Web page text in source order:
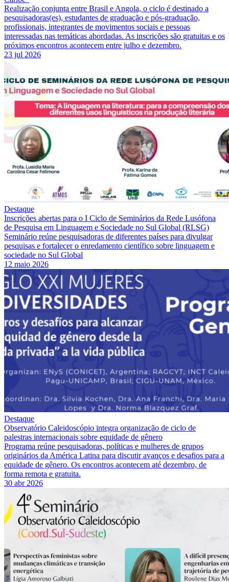
Realização conjunta entre Brasil e Angola, o ciclo é destinado a
pesquisadoras(es), estudantes de graduação e pós-graduação,
profissionais, integrantes de movimentos sociais e pessoas
interessadas nas temáticas abordadas. As inscrições são gratuitas e os
próximos encontros acontecem entre julho e dezembro.
23 jul 2026
Destaque
Inscrições abertas para o I Ciclo de Seminários da Rede Lusófona
de Pesquisa em Linguagem e Sociedade no Sul Global (RLSG)
Seminário reúne pesquisadoras de diferentes países para divulgar
pesquisas e fortalecer o enredamento científico sobre linguagem e
sociedade no Sul Global
12 maio 2026
Destaque
Observatório Caleidoscópio integra organização de ciclo de
palestras internacionais sobre equidade de gênero
Programa reúne pesquisadoras, políticas e mulheres de grupos
originários da América Latina para discutir avanços e desafios para a
equidade de gênero. Os encontros acontecem até dezembro, de
forma remota e gratuita.
30 abr 2026